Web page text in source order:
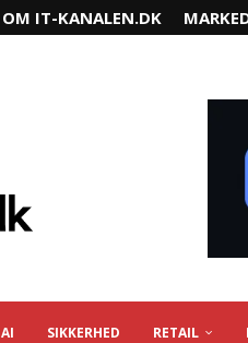
OM IT-KANALEN.DK
AI SIKKERHED RETAIL